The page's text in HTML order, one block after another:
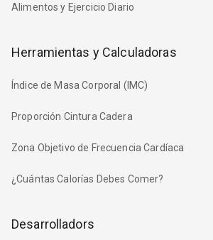
Alimentos y Ejercicio Diario
Herramientas y Calculadoras
Índice de Masa Corporal (IMC)
Proporción Cintura Cadera
Zona Objetivo de Frecuencia Cardíaca
¿Cuántas Calorías Debes Comer?
Desarrolladors